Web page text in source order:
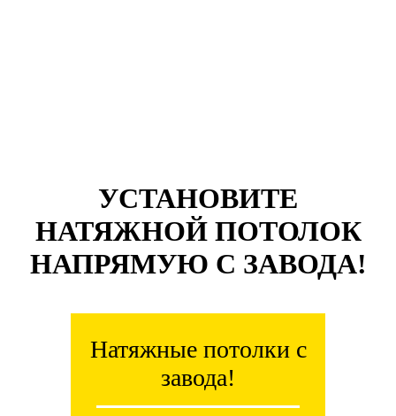
УСТАНОВИТЕ
НАТЯЖНОЙ ПОТОЛОК
НАПРЯМУЮ С ЗАВОДА!
Натяжные потолки с
завода!